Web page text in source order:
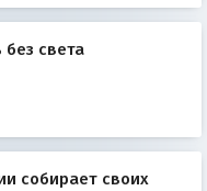
без света
собирает своих